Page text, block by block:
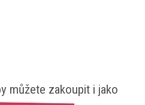
můžete zakoupit i jako